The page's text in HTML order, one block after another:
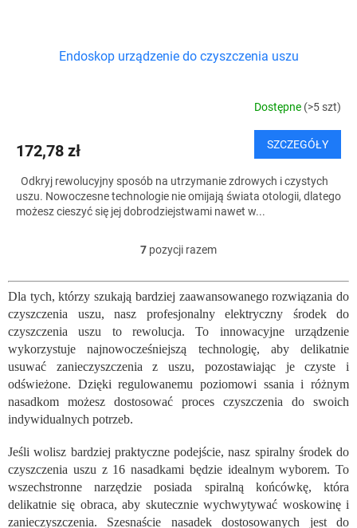
Endoskop urządzenie do czyszczenia uszu
Dostępne (>5 szt)
172,78 zł SZCZEGÓŁY
Odkryj rewolucyjny sposób na utrzymanie zdrowych i czystych
uszu. Nowoczesne technologie nie omijają świata otologii, dlatego
możesz cieszyć się jej dobrodziejstwami nawet w...
K
n
t
r
o
l
k
l
y
7 pozycji razem
Dla tych, którzy szukają bardziej zaawansowanego rozwiązania do
czyszczenia uszu, nasz profesjonalny elektryczny środek do
czyszczenia uszu to rewolucja. To innowacyjne urządzenie
wykorzystuje najnowocześniejszą technologię, aby delikatnie
usuwać zanieczyszczenia z uszu, pozostawiając je czyste i
odświeżone. Dzięki regulowanemu poziomowi ssania i różnym
nasadkom możesz dostosować proces czyszczenia do swoich
indywidualnych potrzeb.
Jeśli wolisz bardziej praktyczne podejście, nasz spiralny środek do
czyszczenia uszu z 16 nasadkami będzie idealnym wyborem. To
wszechstronne narzędzie posiada spiralną końcówkę, która
delikatnie się obraca, aby skutecznie wychwytywać woskowinę i
zanieczyszczenia. Szesnaście nasadek dostosowanych jest do